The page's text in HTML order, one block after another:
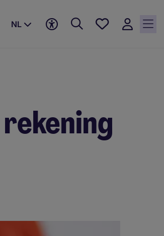
NL
Favorieten,